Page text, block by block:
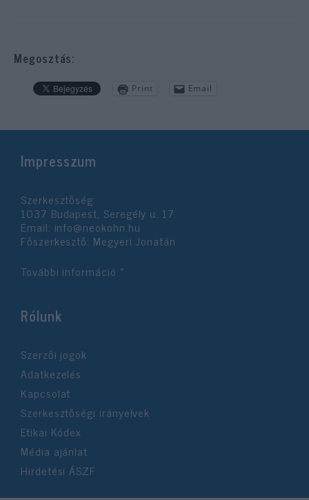
Megosztás:
Print Email
Impresszum
Szerkesztőség:
1037 Budapest, Seregély u. 17.
Email: info@neokohn.hu
Főszerkesztő: Megyeri Jonatán
További információ »
Rólunk
Szerzői jogok
Adatkezelés
Kapcsolat
Szerkesztőségi irányelvek
Etikai Kódex
Média ajánlat
Hirdetési ÁSZF